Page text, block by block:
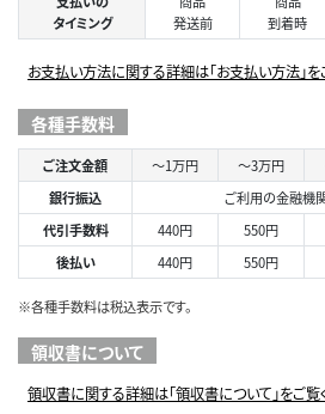
タイミング
発送前
到着時
お支払い方法に関する詳細は「お支払い方法」を
各種手数料
ご注文金額 ～1万円 ～3万円
銀行振込
ご利用の金融機
代引手数料
440円 550円
後払い
440円 550円
※各種手数料は税込表示です。
領収書について
領収書に関する詳細は「領収書について」をご覧